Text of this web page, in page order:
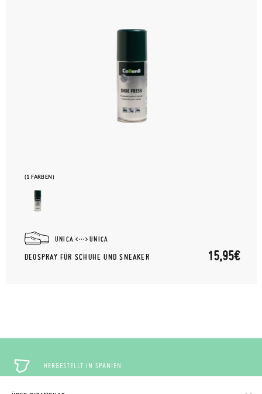
(1 FARBEN)
UNICA UNICA
DEOSPRAY FÜR SCHUHE UND SNEAKER 15,95€
HERGESTELLT IN SPANIEN